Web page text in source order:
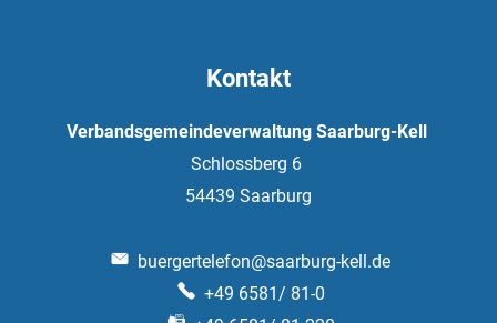
Kontakt
Verbandsgemeindeverwaltung Saarburg-Kell
Schlossberg 6
54439 Saarburg
buergertelefon@saarburg-kell.de
+49 6581/ 81-0